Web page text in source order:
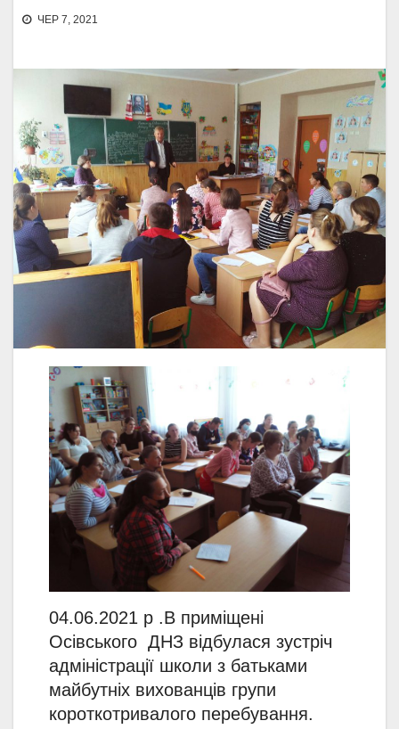
ЧЕР 7, 2021
04.06.2021 р .В приміщені
Осівського ДНЗ відбулася зустріч
адміністрації школи з батьками
майбутніх вихованців групи
короткотривалого перебування.